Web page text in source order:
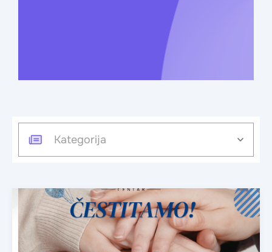
Kategorija